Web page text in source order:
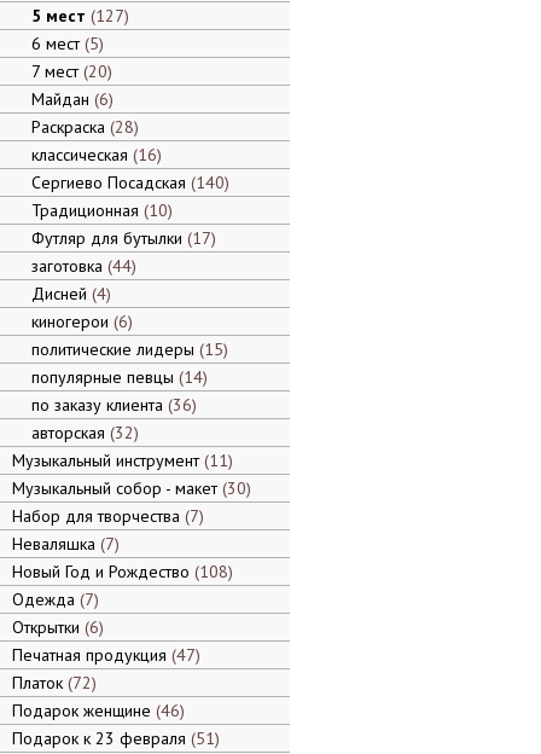
5 мест 127
6 мест 5
7 мест 20
Майдан 6
Раскраска 28
классическая 16
Сергиево Посадская 140
Традиционная 10
Футляр для бутылки 17
заготовка 44
Дисней 4
киногерои 6
политические лидеры 15
популярные певцы 14
по заказу клиента 36
авторская 32
Музыкальный инструмент 11
Музыкальный собор - макет 30
Набор для творчества 7
Неваляшка 7
Новый Год и Рождество 108
Одежда 7
Открытки 6
Печатная продукция 47
Платок 72
Подарок женщине 46
Подарок к 23 февраля 51